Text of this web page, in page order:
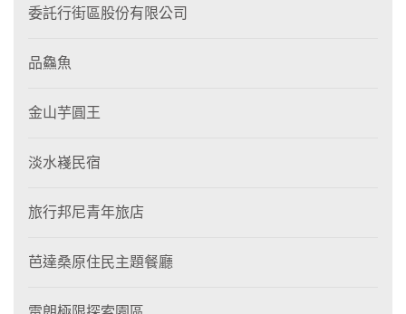
委託行街區股份有限公司
品鱻魚
金山芋圓王
淡水嶘民宿
旅行邦尼青年旅店
芭達桑原住民主題餐廳